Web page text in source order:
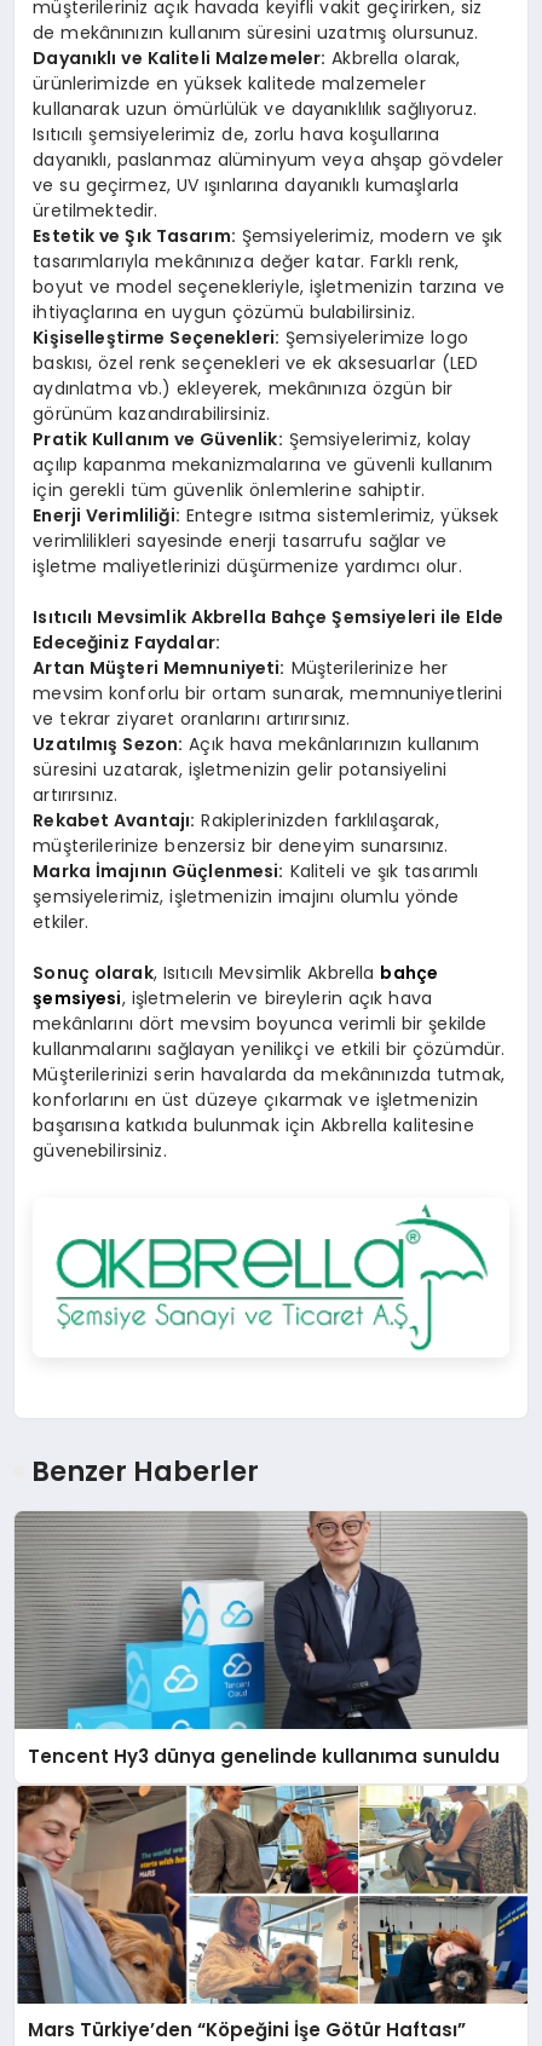
müşterileriniz açık havada keyifli vakit geçirirken, siz
de mekânınızın kullanım süresini uzatmış olursunuz.
Dayanıklı ve Kaliteli Malzemeler: Akbrella olarak,
ürünlerimizde en yüksek kalitede malzemeler
kullanarak uzun ömürlülük ve dayanıklılık sağlıyoruz.
Isıtıcılı şemsiyelerimiz de, zorlu hava koşullarına
dayanıklı, paslanmaz alüminyum veya ahşap gövdeler
ve su geçirmez, UV ışınlarına dayanıklı kumaşlarla
üretilmektedir.
Estetik ve Şık Tasarım: Şemsiyelerimiz, modern ve şık
tasarımlarıyla mekânınıza değer katar. Farklı renk,
boyut ve model seçenekleriyle, işletmenizin tarzına ve
ihtiyaçlarına en uygun çözümü bulabilirsiniz.
Kişiselleştirme Seçenekleri: Şemsiyelerimize logo
baskısı, özel renk seçenekleri ve ek aksesuarlar (LED
aydınlatma vb.) ekleyerek, mekânınıza özgün bir
görünüm kazandırabilirsiniz.
Pratik Kullanım ve Güvenlik: Şemsiyelerimiz, kolay
açılıp kapanma mekanizmalarına ve güvenli kullanım
için gerekli tüm güvenlik önlemlerine sahiptir.
Enerji Verimliliği: Entegre ısıtma sistemlerimiz, yüksek
verimlilikleri sayesinde enerji tasarrufu sağlar ve
işletme maliyetlerinizi düşürmenize yardımcı olur.
Isıtıcılı Mevsimlik Akbrella Bahçe Şemsiyeleri ile Elde
Edeceğiniz Faydalar:
Artan Müşteri Memnuniyeti: Müşterilerinize her
mevsim konforlu bir ortam sunarak, memnuniyetlerini
ve tekrar ziyaret oranlarını artırırsınız.
Uzatılmış Sezon: Açık hava mekânlarınızın kullanım
süresini uzatarak, işletmenizin gelir potansiyelini
artırırsınız.
Rekabet Avantajı: Rakiplerinizden farklılaşarak,
müşterilerinize benzersiz bir deneyim sunarsınız.
Marka İmajının Güçlenmesi: Kaliteli ve şık tasarımlı
şemsiyelerimiz, işletmenizin imajını olumlu yönde
etkiler.
Sonuç olarak, Isıtıcılı Mevsimlik Akbrella bahçe
şemsiyesi, işletmelerin ve bireylerin açık hava
mekânlarını dört mevsim boyunca verimli bir şekilde
kullanmalarını sağlayan yenilikçi ve etkili bir çözümdür.
Müşterilerinizi serin havalarda da mekânınızda tutmak,
konforlarını en üst düzeye çıkarmak ve işletmenizin
başarısına katkıda bulunmak için Akbrella kalitesine
güvenebilirsiniz.
Benzer Haberler
Tencent Hy3 dünya genelinde kullanıma sunuldu
Mars Türkiye’den “Köpeğini İşe Götür Haftası”